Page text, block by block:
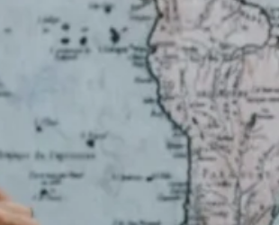
ik zo’n zes jaar in de horeca In 2021
servicegerichte instelling
binnendienst bij PUUR*,
van vastgoed.